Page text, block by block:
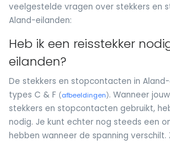
veelgestelde vragen over stekkers en
Aland-eilanden:
Heb ik een reisstekker
eilanden?
De stekkers en stopcontacten in
types C & F (afbeeldingen). Wanneer
stekkers en stopcontacten gebruikt,
nodig. Je kunt echter nog steeds een
hebben wanneer de spanning verschilt.